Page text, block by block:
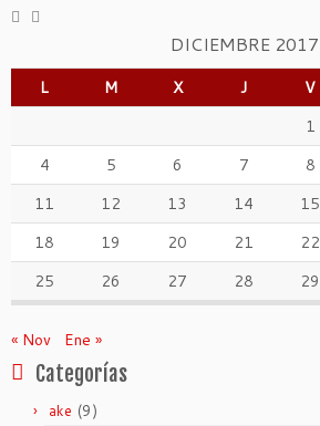
DICIEMBRE 2017
L M X J V
1
4
5 6 7 8
11
12 13 14 15
18
19 20 21 22
25
26 27 28 29
« Nov Ene »
Categorías
ake (9)